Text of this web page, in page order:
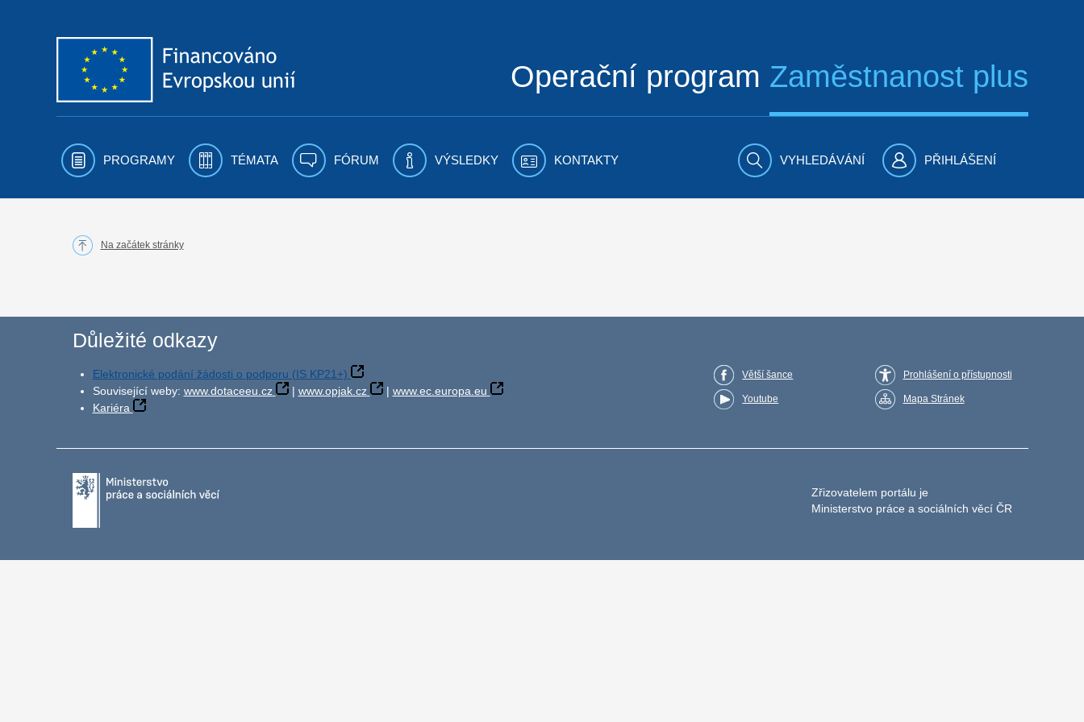
Operační program Zaměstnanost plus
PROGRAMY TÉMATA FÓRUM VÝSLEDKY KONTAKTY VYHLEDÁVÁNÍ PŘIHLÁŠENÍ
Na začátek stránky
Důležité odkazy
Elektronické podání žádosti o podporu (IS KP21+)
Související weby: www.dotaceeu.cz | www.opjak.cz | www.ec.europa.eu
Kariéra
Větší šance
Youtube
Prohlášení o přístupnosti
Mapa Stránek
Zřizovatelem portálu je
Ministerstvo práce a sociálních věcí ČR